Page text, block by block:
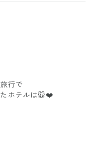
行で
たホテルは🐭❤️